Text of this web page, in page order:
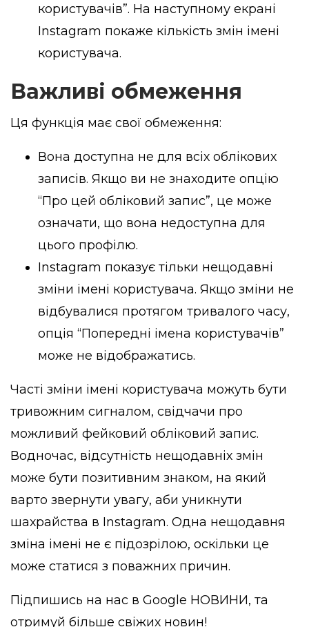
користувачів”. На наступному екрані
Instagram покаже кількість змін імені
користувача.
Важливі обмеження
Ця функція має свої обмеження:
Вона доступна не для всіх облікових
записів. Якщо ви не знаходите опцію
“Про цей обліковий запис”, це може
означати, що вона недоступна для
цього профілю.
Instagram показує тільки нещодавні
зміни імені користувача. Якщо зміни не
відбувалися протягом тривалого часу,
опція “Попередні імена користувачів”
може не відображатись.
Часті зміни імені користувача можуть бути
тривожним сигналом, свідчачи про
можливий фейковий обліковий запис.
Водночас, відсутність нещодавніх змін
може бути позитивним знаком, на який
варто звернути увагу, аби уникнути
шахрайства в Instagram. Одна нещодавня
зміна імені не є підозрілою, оскільки це
може статися з поважних причин.
Підпишись на нас в Google НОВИНИ, та
отримуй більше свіжих новин!